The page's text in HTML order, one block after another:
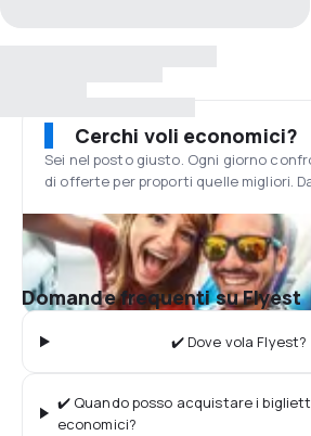
Cerchi voli economici?
Sei nel posto giusto. Ogni giorno
di offerte per proporti quelle migliori.
Domande frequenti su Flyest
✔️ Dove vola Flyest?
✔️ Quando posso acquistare i
economici?